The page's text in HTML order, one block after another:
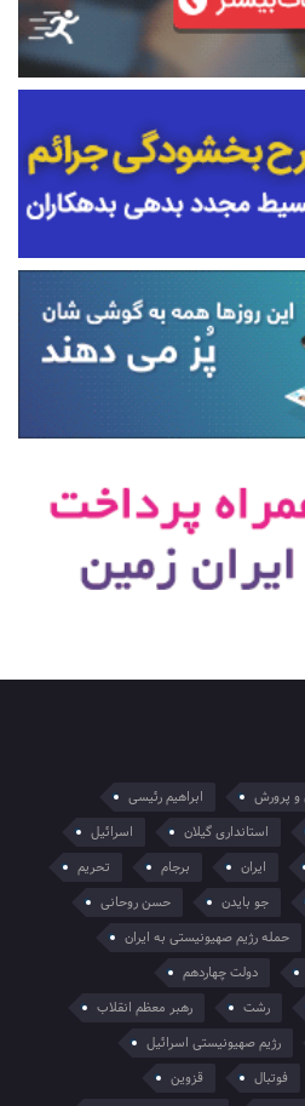
و پرورش
ابراهیم رئیسی
استانداری گیلان
اسرائیل
ایران برجام
تحریم
جو بایدن
حسن روحانی
حمله رژیم صهیونیستی به ایران
دولت چهاردهم
رشت
رهبر معظم انقلاب
رژیم صهیونیستی اسرائیل
فوتبال
قزوین